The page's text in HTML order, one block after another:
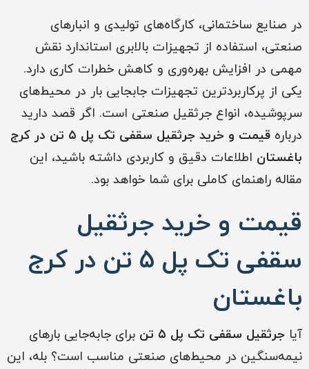
در صنایع ساختمانی، کارگاه‌های تولیدی و انبارهای
صنعتی، استفاده از تجهیزات بالابری استاندارد نقش
مهمی در افزایش بهره‌وری و کاهش خطرات کاری دارد.
یکی از پرکاربردترین تجهیزات جابجایی بار در محیط‌های
سرپوشیده، انواع جرثقیل صنعتی است. اگر قصد دارید
درباره
قیمت و خرید جرثقیل سقفی تک پل ۵ تن در کرج
باغستان اطلاعات دقیق و کاربردی داشته باشید، این
مقاله راهنمای کاملی برای شما خواهد بود.
قیمت و خرید جرثقیل
سقفی تک پل ۵ تن در کرج
باغستان
آیا جرثقیل سقفی تک پل ۵ تن
برای جابه‌جایی بارهای
نیمه‌سنگین در محیط‌های صنعتی مناسب است؟ بله، این